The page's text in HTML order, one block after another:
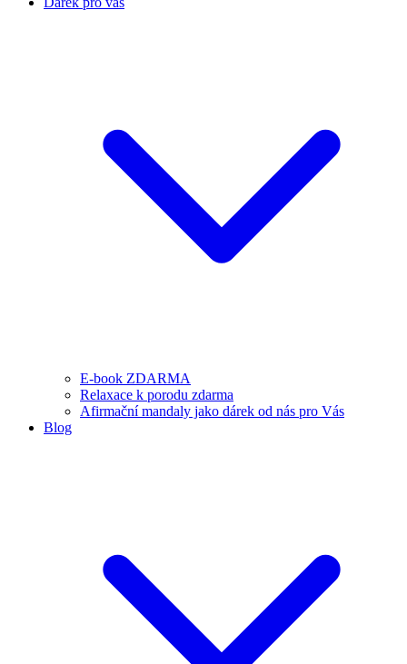
E-book ZDARMA
Relaxace k porodu zdarma
Afirmační mandaly jako dárek od nás pro Vás
Blog